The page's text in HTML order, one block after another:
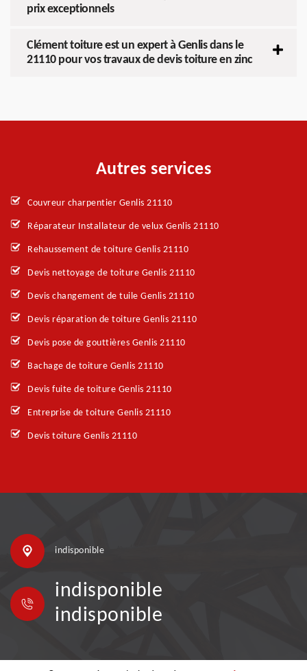
prix exceptionnels
Clément toiture est un expert à Genlis dans le
21110 pour vos travaux de devis toiture en zinc
Autres services
Couvreur charpentier Genlis 21110
Réparateur Installateur de velux Genlis 21110
Rehaussement de toiture Genlis 21110
Devis nettoyage de toiture Genlis 21110
Devis changement de tuile Genlis 21110
Devis réparation de toiture Genlis 21110
Devis pose de gouttières Genlis 21110
Bachage de toiture Genlis 21110
Devis fuite de toiture Genlis 21110
Entreprise de toiture Genlis 21110
Devis toiture Genlis 21110
indisponible
indisponible
indisponible